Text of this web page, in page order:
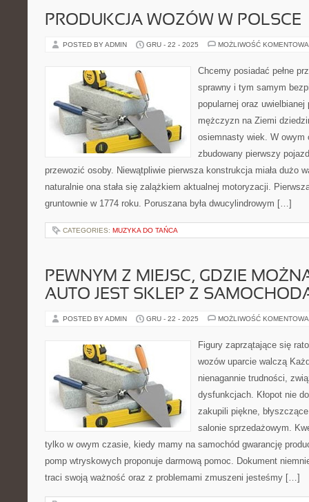
PRODUKCJA WOZÓW W POLSCE
POSTED BY ADMIN GRU - 22 - 2025 MOŻLIWOŚĆ
Chcemy posiadać pełne
sprawny i tym samym
popularnej oraz
mężczyzn na Ziemi
osiemnasty wiek. W owym
zbudowany pierwszy
przewozić osoby. Niewątpliwie pierwsza konstrukcja miała dużo
naturalnie ona stała się zalążkiem aktualnej motoryzacji.
gruntownie w 1774 roku. Poruszana była dwucylindrowym […]
CATEGORIES: MUZYKA DO TAŃCA
PEWNYM Z MIEJSC, GDZIE
AUTO JEST SKLEP Z
POSTED BY ADMIN GRU - 22 - 2025 MOŻLIWOŚĆ
Figury zaprzątające się
wozów uparcie walczą
nienagannie trudności,
dysfunkcjach. Kłopot nie
zakupili piękne,
salonie sprzedażowym.
tylko w owym czasie, kiedy mamy na samochód gwarancję
pomp wtryskowych proponuje darmową pomoc. Dokument
traci swoją ważność oraz z problemami zmuszeni jesteśmy […]